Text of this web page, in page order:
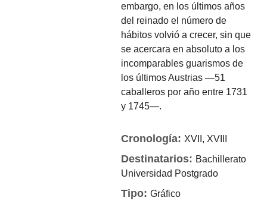
embargo, en los últimos años
del reinado el número de
hábitos volvió a crecer, sin que
se acercara en absoluto a los
incomparables guarismos de
los últimos Austrias —51
caballeros por año entre 1731
y 1745—.
Cronología:XVII, XVIII
Destinatarios: Bachillerato
Universidad Postgrado
Tipo:Gráfico